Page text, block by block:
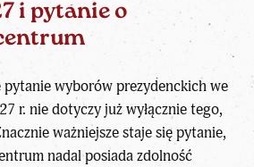
i pytanie o
pytanie wyborów prezydenckich we
r. nie dotyczy już wyłącznie tego,
ważniejsze staje się pytanie,
nadal posiada zdolność